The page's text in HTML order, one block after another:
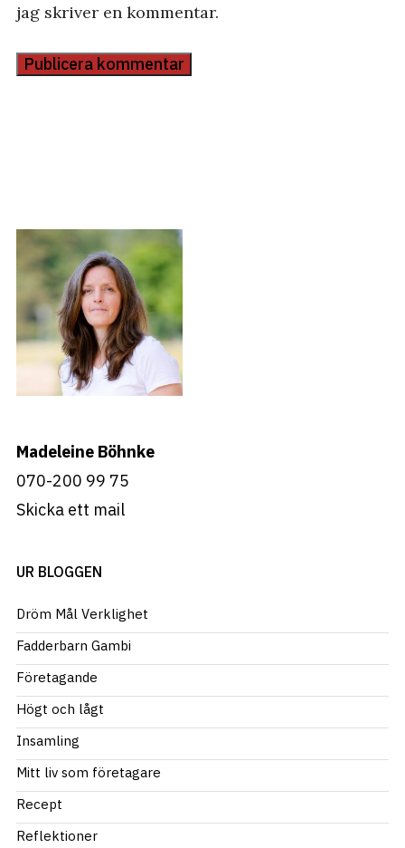
jag skriver en kommentar.
Madeleine Böhnke
070-200 99 75
Skicka ett mail
UR BLOGGEN
Dröm Mål Verklighet
Fadderbarn Gambi
Företagande
Högt och lågt
Insamling
Mitt liv som företagare
Recept
Reflektioner